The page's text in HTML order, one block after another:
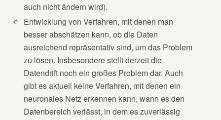
auch nicht ändern wird).
Entwicklung von Verfahren, mit denen man
besser abschätzen kann, ob die Daten
ausreichend repräsentativ sind, um das Problem
zu lösen. Insbesondere stellt derzeit die
Datendrift noch ein großes Problem dar. Auch
gibt es aktuell keine Verfahren, mit denen ein
neuronales Netz erkennen kann, wann es den
Datenbereich verlässt, in dem es zuverlässig